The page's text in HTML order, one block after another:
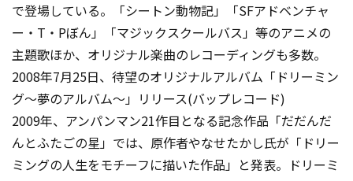
で登場している。「シートン動物記」「SFアドベンチャ
ー・T・Pぼん」「マジックスクールバス」等のアニメの
主題歌ほか、オリジナル楽曲のレコーディングも多数。
2008年7月25日、待望のオリジナルアルバム「ドリーミン
グ～夢のアルバム～」リリース(バップレコード)
2009年、アンパンマン21作目となる記念作品「だだんだ
んとふたごの星」では、原作者やなせたかし氏が「ドリー
ミングの人生をモチーフに描いた作品」と発表。ドリーミ